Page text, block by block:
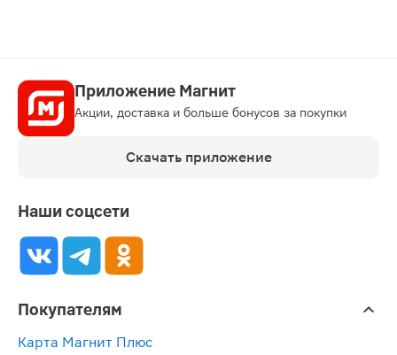
Приложение Магнит
Акции, доставка и больше бонусов за покупки
Скачать приложение
Наши соцсети
Покупателям
Карта Магнит Плюс